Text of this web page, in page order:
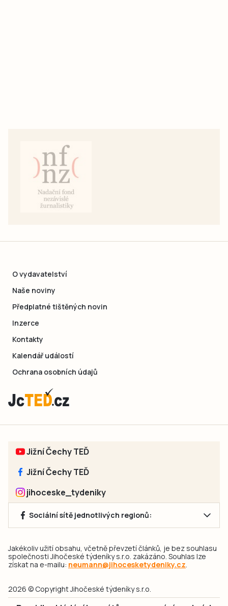
O vydavatelství
Naše noviny
Předplatné tištěných novin
Inzerce
Kontakty
Kalendář událostí
Ochrana osobních údajů
Jižní Čechy TEĎ
Jižní Čechy TEĎ
jihoceske_tydeniky
Sociální sítě jednotlivých regionů:
Jakékoliv užití obsahu, včetně převzetí článků, je bez souhlasu
společnosti Jihočeské týdeníky s.r.o. zakázáno. Souhlas lze
získat na e-mailu: neumann@jihocesketydeniky.cz
2026 © Copyright Jihočeské týdeníky s.r.o.